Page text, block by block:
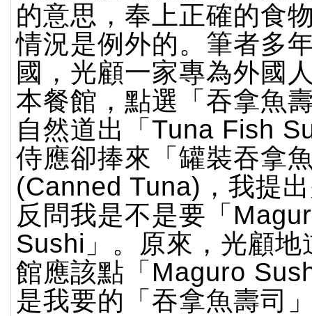
的意思，奉上正確的食
情況是例外的。筆者多
國，光顧一家專為外國
本餐館，點選「吞拿魚
自然道出「Tuna Fish
侍應卻捧來「罐裝吞拿
(Canned Tuna)，我提
反問我是不是要「
Sushi」。原來，光顧地
館應該點「Maguro
是我要的「吞拿魚壽司